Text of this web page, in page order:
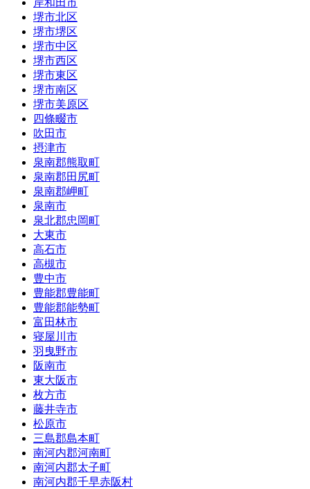
岸和田市
堺市北区
堺市堺区
堺市中区
堺市西区
堺市東区
堺市南区
堺市美原区
四條畷市
吹田市
摂津市
泉南郡熊取町
泉南郡田尻町
泉南郡岬町
泉南市
泉北郡忠岡町
大東市
高石市
高槻市
豊中市
豊能郡豊能町
豊能郡能勢町
富田林市
寝屋川市
羽曳野市
阪南市
東大阪市
枚方市
藤井寺市
松原市
三島郡島本町
南河内郡河南町
南河内郡太子町
南河内郡千早赤阪村